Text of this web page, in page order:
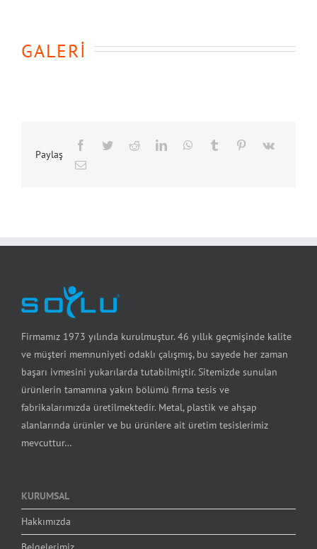
GALERİ
Paylaş
Firmamız 1973 yılında kurulmuştur. 46 yıllık geçmişinde kalite
ve müşteri memnuniyeti odaklı çalışmış, bu sayede her zaman
başarı ivmesini yukarılarda tutabilmiştir. Sitemizde sunulan
ürünlerin tamamına yakın bölümü firma tesis ve
fabrikalarımızda üretilmektedir. Metal, plastik ve ahşap
alanlarında ürünler ve bu ürünlere ait üretim tesislerimiz
mevcuttur…
KURUMSAL
Hakkımızda